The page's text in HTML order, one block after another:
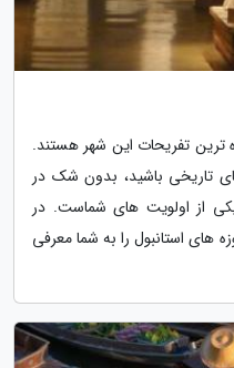
ترین تفریحات این شهر هستند.
تاریخی باشید، بدون شک در
یکی از اولویت های شماست. در
های استانبول را به شما معرفی